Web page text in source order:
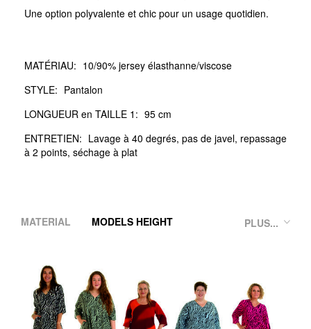
Une option polyvalente et chic pour un usage quotidien.
MATÉRIAU: 10/90% jersey élasthanne/viscose
STYLE: Pantalon
LONGUEUR en TAILLE 1: 95 cm
ENTRETIEN: Lavage à 40 degrés, pas de javel, repassage
à 2 points, séchage à plat
PLUS...
MATERIAL MODELS HEIGHT